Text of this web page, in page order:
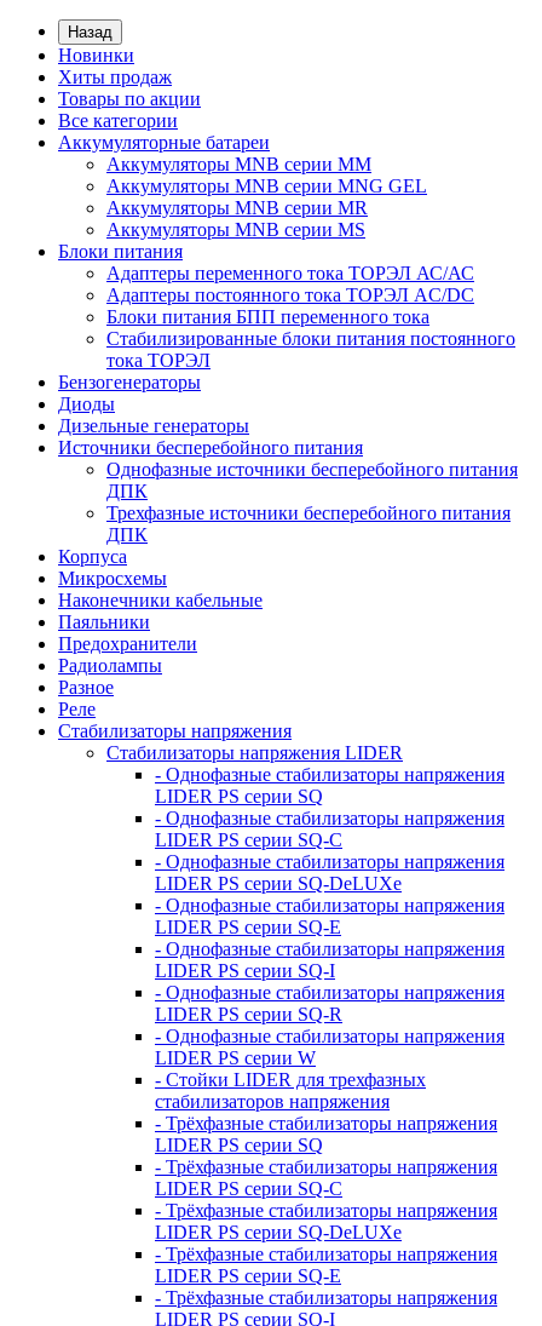
Назад
Новинки
Хиты продаж
Товары по акции
Все категории
Аккумуляторные батареи
Аккумуляторы MNB серии MM
Аккумуляторы MNB серии MNG GEL
Аккумуляторы MNB серии MR
Аккумуляторы MNB серии MS
Блоки питания
Адаптеры переменного тока ТОРЭЛ АС/АС
Адаптеры постоянного тока ТОРЭЛ AC/DC
Блоки питания БПП переменного тока
Стабилизированные блоки питания постоянного
тока ТОРЭЛ
Бензогенераторы
Диоды
Дизельные генераторы
Источники бесперебойного питания
Однофазные источники бесперебойного питания
ДПК
Трехфазные источники бесперебойного питания
ДПК
Корпуса
Микросхемы
Наконечники кабельные
Паяльники
Предохранители
Радиолампы
Разное
Реле
Стабилизаторы напряжения
Стабилизаторы напряжения LIDER
- Однофазные стабилизаторы напряжения
LIDER PS серии SQ
- Однофазные стабилизаторы напряжения
LIDER PS серии SQ-C
- Однофазные стабилизаторы напряжения
LIDER PS серии SQ-DeLUXe
- Однофазные стабилизаторы напряжения
LIDER PS серии SQ-E
- Однофазные стабилизаторы напряжения
LIDER PS серии SQ-I
- Однофазные стабилизаторы напряжения
LIDER PS серии SQ-R
- Однофазные стабилизаторы напряжения
LIDER PS серии W
- Стойки LIDER для трехфазных
стабилизаторов напряжения
- Трёхфазные стабилизаторы напряжения
LIDER PS серии SQ
- Трёхфазные стабилизаторы напряжения
LIDER PS серии SQ-C
- Трёхфазные стабилизаторы напряжения
LIDER PS серии SQ-DeLUXe
- Трёхфазные стабилизаторы напряжения
LIDER PS серии SQ-E
- Трёхфазные стабилизаторы напряжения
LIDER PS серии SQ-I